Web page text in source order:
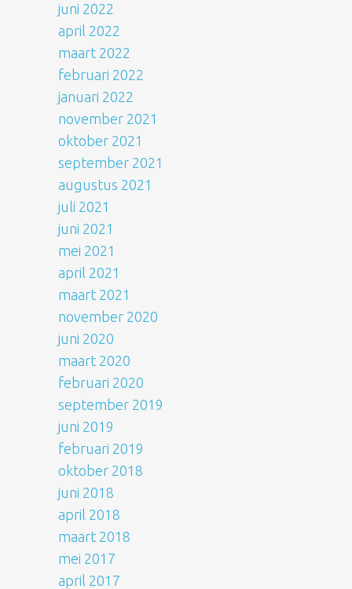
juni 2022
april 2022
maart 2022
februari 2022
januari 2022
november 2021
oktober 2021
september 2021
augustus 2021
juli 2021
juni 2021
mei 2021
april 2021
maart 2021
november 2020
juni 2020
maart 2020
februari 2020
september 2019
juni 2019
februari 2019
oktober 2018
juni 2018
april 2018
maart 2018
mei 2017
april 2017